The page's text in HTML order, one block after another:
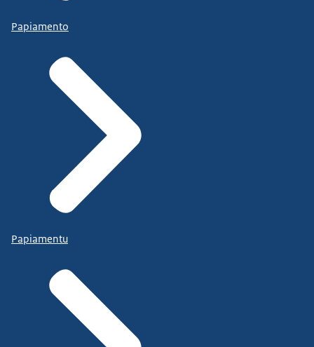
Papiamento
Papiamentu